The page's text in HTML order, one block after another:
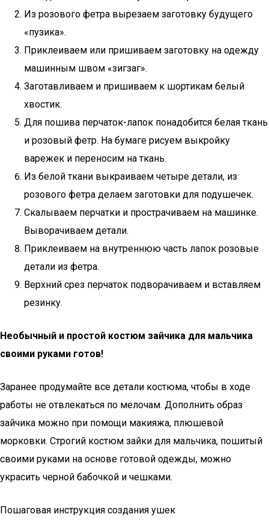
Из розового фетра вырезаем заготовку будущего
«пузика».
Приклеиваем или пришиваем заготовку на одежду
машинным швом «зигзаг».
Заготавливаем и пришиваем к шортикам белый
хвостик.
Для пошива перчаток-лапок понадобится белая ткань
и розовый фетр. На бумаге рисуем выкройку
варежек и переносим на ткань.
Из белой ткани выкраиваем четыре детали, из
розового фетра делаем заготовки для подушечек.
Скалываем перчатки и прострачиваем на машинке.
Выворачиваем детали.
Приклеиваем на внутреннюю часть лапок розовые
детали из фетра.
Верхний срез перчаток подворачиваем и вставляем
резинку.
Необычный и простой костюм зайчика для мальчика
своими руками готов!
Заранее продумайте все детали костюма, чтобы в ходе
работы не отвлекаться по мелочам. Дополнить образ
зайчика можно при помощи макияжа, плюшевой
морковки. Строгий костюм зайки для мальчика, пошитый
своими руками на основе готовой одежды, можно
украсить черной бабочкой и чешками.
Пошаговая инструкция создания ушек